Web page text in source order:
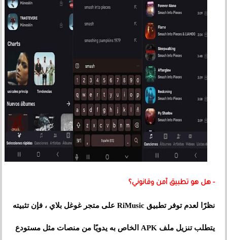
- هل هو تطبيق آمن وقانوني؟
نظرًا لعدم توفر تطبيق RiMusic على متجر غوغل بلاي ، فإن تثبيته
يتطلب تنزيل ملف APK الخاص به يدويًا من منصات مثل مستودع